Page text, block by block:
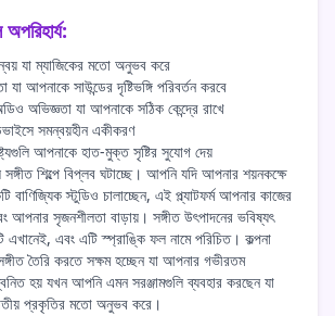
যা ম্যাজিকের মতো অনুভব করে
যা আপনাকে সাউন্ডের দৃষ্টিভঙ্গি পরিবর্তন করবে
অভিজ্ঞতা যা আপনাকে সঠিক কেন্দ্রে রাখে
সমন্বয়হীন একীকরণ
আপনাকে হাত-মুক্ত সৃষ্টির সুযোগ দেয়
শিল্পে বিপ্লব ঘটাচ্ছে। আপনি যদি আপনার শয়নকক্ষে
বাণিজ্যিক স্টুডিও চালাচ্ছেন, এই প্ল্যাটফর্ম আপনার কাজের
আপনার সৃজনশীলতা বাড়ায়। সঙ্গীত উৎপাদনের ভবিষ্যৎ
এবং এটি স্প্রাঙ্কি ফল নামে পরিচিত। কল্পনা
তৈরি করতে সক্ষম হচ্ছেন যা আপনার গভীরতম
হয় যখন আপনি এমন সরঞ্জামগুলি ব্যবহার করছেন যা
প্রকৃতির মতো অনুভব করে।